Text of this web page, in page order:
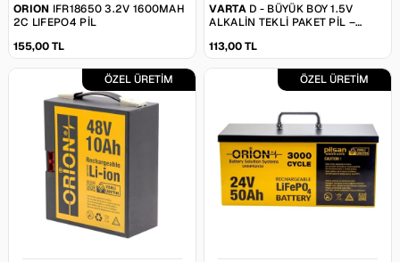
ORION IFR18650 3.2V 1600MAH
2C LIFEPO4 PIL
155,00 TL
VARTAD - BÜYÜK BOY 1.5V
ALKALIN TEKLI PAKET PIL –
113,00 TL
ÖZEL ÜRETİM ÖZEL ÜRETİM